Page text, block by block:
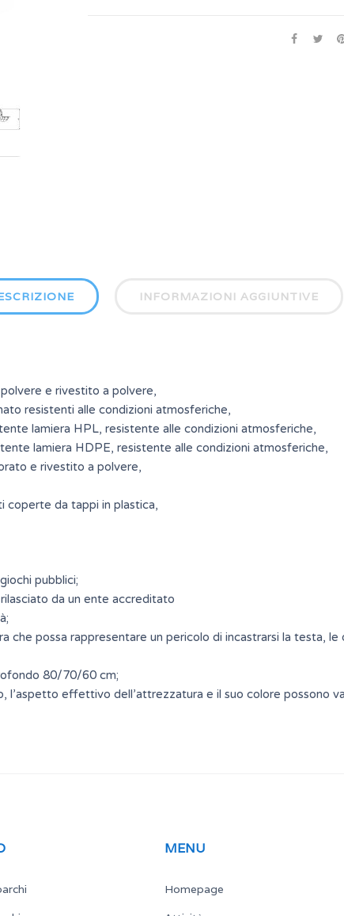
INFORMAZIONI AGGIUNTIVE
e rivestito a polvere,
resistenti alle condizioni atmosferiche,
lamiera HPL, resistente alle condizioni atmosferiche,
lamiera HDPE, resistente alle condizioni atmosferiche,
e rivestito a polvere,
coperte da tappi in plastica,
pubblici;
da un ente accreditato
che possa rappresentare un pericolo di incastrarsi la testa, le
80/70/60 cm;
l’aspetto effettivo dell’attrezzatura e il suo colore possono
MENU
Homepage